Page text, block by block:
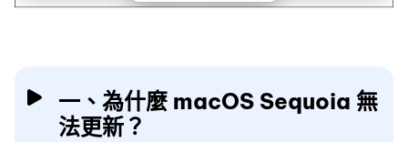
一、為什麼 macOS Sequoia 無
法更新？